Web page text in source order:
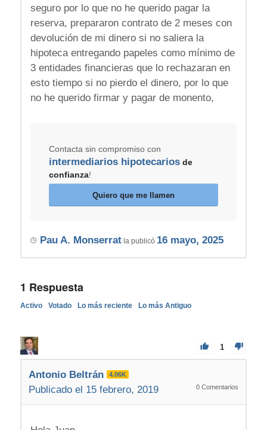
seguro por lo que no he querido pagar la
reserva, prepararon contrato de 2 meses con
devolución de mi dinero si no saliera la
hipoteca entregando papeles como mínimo de
3 entidades financieras que lo rechazaran en
esto tiempo si no pierdo el dinero, por lo que
no he querido firmar y pagar de monento,
Contacta sin compromiso con
intermediarios hipotecariosde
confianza!
Quiero que me llamen
Pau A. Monserratla publicó 16 mayo, 2025
1 Respuesta
Activo Votado Lo más reciente Lo más Antiguo
1
Antonio Beltrán 4.06K
Publicado el 15 febrero, 2019 0 Comentarios